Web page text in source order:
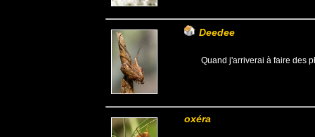
Deedee
Quand j'arriverai à faire des
oxéra